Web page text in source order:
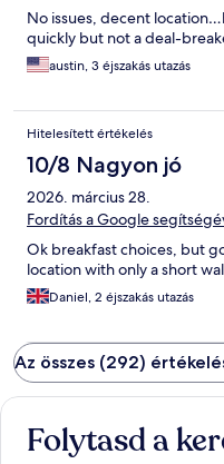
No issues, decent
quickly but not a deal-
austin, 3 éjszakás utazás
Hitelesített értékelés
10/8 Nagyon jó
2026. március 28.
Fordítás a Google
Ok breakfast choices, but
location with only a short
Daniel, 2 éjszakás utazás
Az összes (292)
Folytasd a